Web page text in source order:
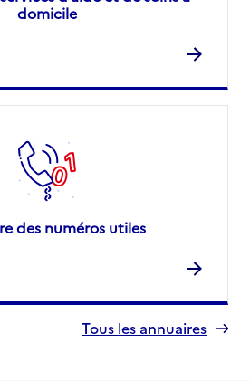
domicile
des numéros utiles
Tous les annuaires